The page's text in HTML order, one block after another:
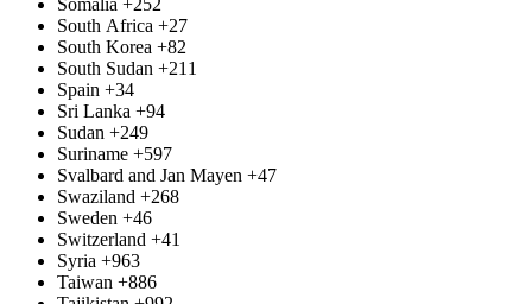
Somalia +252
South Africa +27
South Korea +82
South Sudan +211
Spain +34
Sri Lanka +94
Sudan +249
Suriname +597
Svalbard and Jan Mayen +47
Swaziland +268
Sweden +46
Switzerland +41
Syria +963
Taiwan +886